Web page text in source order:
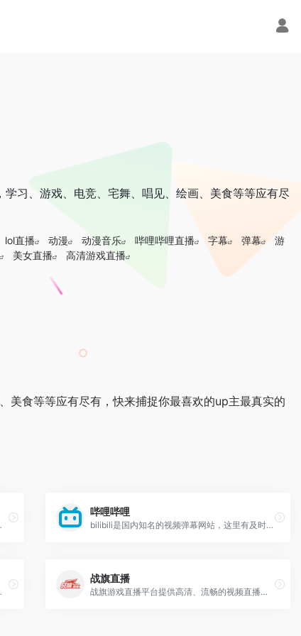
习、游戏、电竞、宅舞、唱见、绘画、美食等等应有尽
lol直播 动漫 动漫音乐 哔哩哔哩直播 字幕 弹幕
游
美女直播 高清游戏直播
美食等等应有尽有，快来捕捉你最喜欢的up主最真实的
括2125小游戏，淘米游戏吧等精品游戏平台和社区。
哔哩哔哩
bilibili是国内知名的视频弹幕网站，这里有及时的动漫新番，活跃的ACG氛围，有创意的Up主。大家可以在这里找到许多欢乐。
同时获得最棒的互动体验！
战旗直播
战旗游戏直播平台提供高清、流畅的视频直播和电子竞技游戏直播。包括三国杀直播、LOL英雄联盟直播、炉石传说直播、dota2直播等各类热门游戏赛事。战旗直播为您提供全新的游戏视觉与听觉体验。